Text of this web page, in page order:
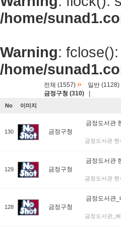
/home/
Warning:
/home/
전체 (1557) » 일반 (1128)
금정구청 (310)
No 이미지
130 금정구청
금정도서관
금정도서관
129 금정구청
금정도서관
금정도서관 현
128 금정구청
금정도서관_
금정도서관_